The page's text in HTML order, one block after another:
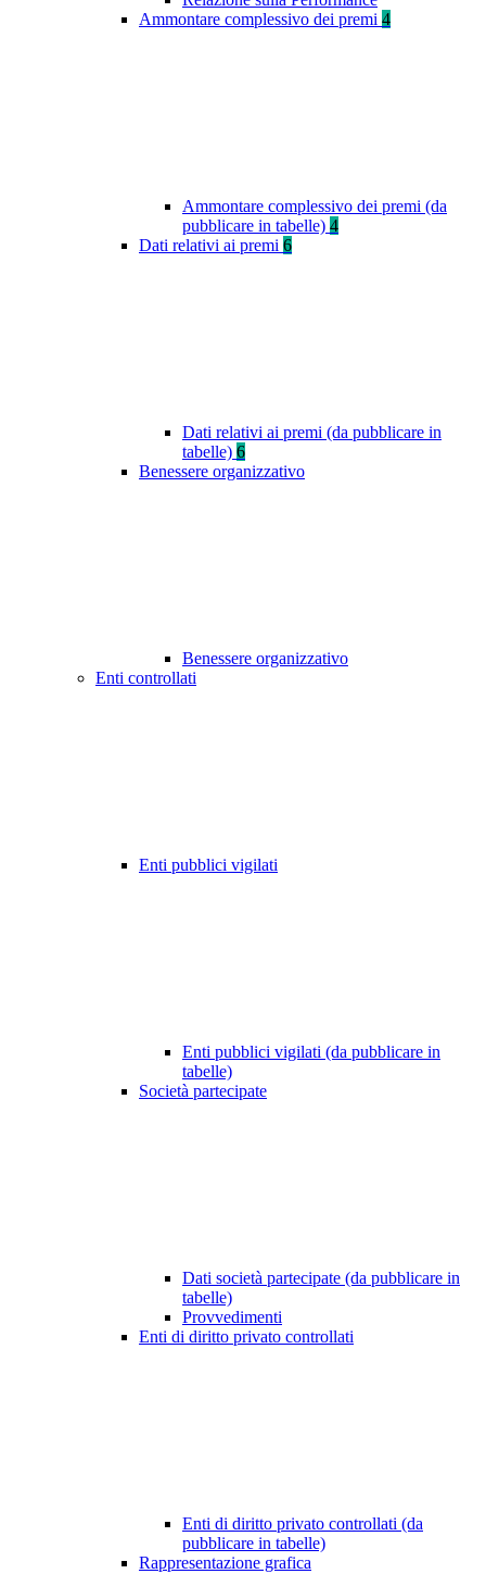
Ammontare complessivo dei premi 4
Ammontare complessivo dei premi (da
pubblicare in tabelle) 4
Dati relativi ai premi 6
Dati relativi ai premi (da pubblicare in
tabelle) 6
Benessere organizzativo
Benessere organizzativo
Enti controllati
Enti pubblici vigilati
Enti pubblici vigilati (da pubblicare in
tabelle)
Società partecipate
Dati società partecipate (da pubblicare in
tabelle)
Provvedimenti
Enti di diritto privato controllati
Enti di diritto privato controllati (da
pubblicare in tabelle)
Rappresentazione grafica